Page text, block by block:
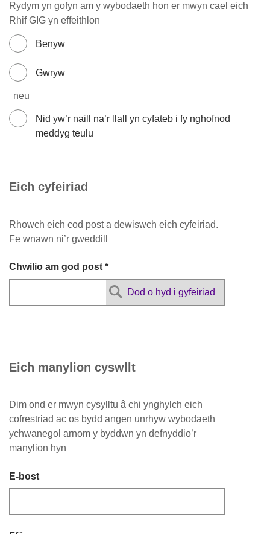
Rydym yn gofyn am y wybodaeth hon er mwyn cael eich
Rhif GIG yn effeithlon
Benyw
Gwryw
neu
Nid yw’r naill na’r llall yn cyfateb i fy nghofnod
meddyg teulu
Eich cyfeiriad
Rhowch eich cod post a dewiswch eich cyfeiriad.
Fe wnawn ni’r gweddill
Chwilio am god post *
Dod o hyd i gyfeiriad
Eich manylion cyswllt
Dim ond er mwyn cysylltu â chi ynghylch eich
cofrestriad ac os bydd angen unrhyw wybodaeth
ychwanegol arnom y byddwn yn defnyddio’r
manylion hyn
E-bost